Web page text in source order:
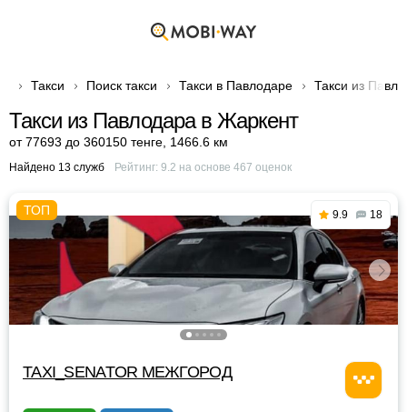
Такси Поиск такси Такси в Павлодаре Такси из
Такси из Павлодара в Жаркент
от 77693 до 360150 тенге 1466.6 км
Найдено 13 служб Рейтинг: 9.2 на основе 467 оценок
9.9 18
TAXI_SENATOR МЕЖГОРОД